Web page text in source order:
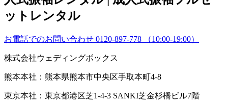
お電話でのお問い合わせ 0120-897-778 （10:00-19:00）
株式会社ウェディングボックス
熊本本社：熊本県熊本市中央区手取本町4-8
東京本社：東京都港区芝1-4-3 SANKI芝金杉橋ビル7階